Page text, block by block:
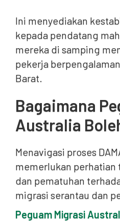
Ini menyediakan
kepada pendatang
mereka di samping
pekerja
Barat.
Bagaimana
Australia
Menavigasi proses
memerlukan perhatian
dan pematuhan
migrasi serantau dan
Peguam Migrasi